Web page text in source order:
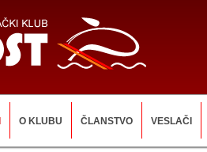
O KLUBU ČLANSTVO VESLAČI